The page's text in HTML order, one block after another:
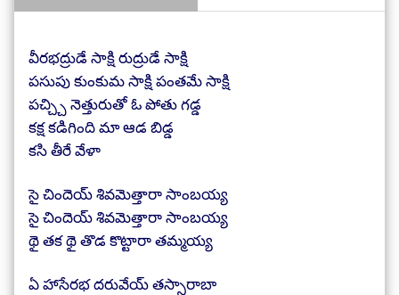
వీరభద్రుడే సాక్షి రుద్రుడే సాక్షి
పసుపు కుంకుమ సాక్షి పంతమే సాక్షి
పచ్చ్చి నెత్తురుతో ఓ పోతు గడ్డ
కక్ష కడిగింది మా ఆడ బిడ్డ
కసి తీరే వేళా
సై చిందెయ్ శివమెత్తారా సాంబయ్య
సై చిందెయ్ శివమెత్తారా సాంబయ్య
థై తక థై తొడ కొట్టారా తమ్మయ్య
ఏ హాసేరభ దరువేయ్ తస్సారాబా